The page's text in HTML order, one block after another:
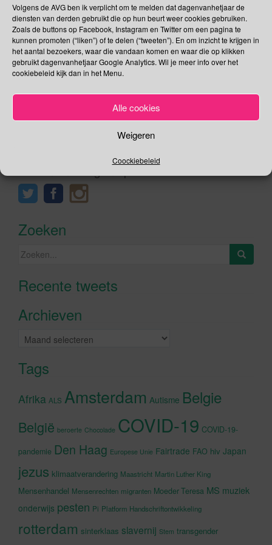
Volgens de AVG ben ik verplicht om te melden dat dagenvanhetjaar de
diensten van derden gebruikt die op hun beurt weer cookies gebruiken.
Zoals de buttons op Facebook, Instagram en Twitter om een pagina te
kunnen promoten (“liken”) of te delen (“tweeten”). En om inzicht te krijgen in
het aantal bezoekers, waar die vandaan komen en waar die op klikken
gebruikt dagenvanhetjaar Google Analytics. Wil je meer info over het
cookiebeleid kijk dan in het Menu.
Alle cookies
Weigeren
Coockiebeleid
niet enkel door middel van simpel delen en
vermenigvuldigen. De Grote Rekendag is een dag waarop
alle basisscholen in Nederland en Vlaanderen […]
Lees verder
Zoeken
Zoeken
Recente tweetsKlik om marketing cookies te
Archieven
Archieven
Tags
Afrika ALS Amsterdam Autisme Belgie
België beroerte Chocolade COVID-19 COVID-19-
pandemie Den Haag Europese Unie Fairtrade FAO hiv Japan
jezus klimaatverandering Maastricht Martin Luther King
Mensenhandel Mensenrechten migranten Moeder Teresa MS muziek
onderwijs pesten Pi Platform Handschriftontwikkeling
rotterdam sinterklaas slavernij Stem transgender